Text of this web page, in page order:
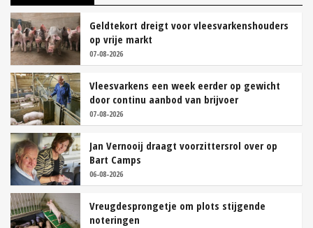
Geldtekort dreigt voor vleesvarkenshouders
op vrije markt
07-08-2026
Vleesvarkens een week eerder op gewicht
door continu aanbod van brijvoer
07-08-2026
Jan Vernooij draagt voorzittersrol over op
Bart Camps
06-08-2026
Vreugdesprongetje om plots stijgende
noteringen